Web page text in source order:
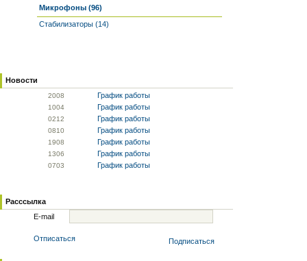
Микрофоны (96)
Стабилизаторы (14)
Новости
2008 График работы
1004 График работы
0212 График работы
0810 График работы
1908 График работы
1306 График работы
0703 График работы
Расссылка
E-mail
Отписаться Подписаться